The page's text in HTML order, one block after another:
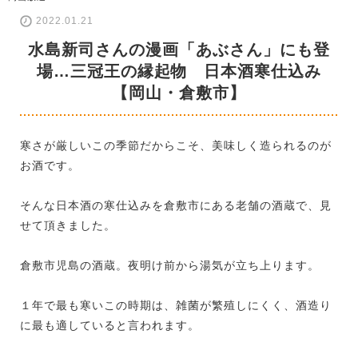
2022.01.21
水島新司さんの漫画「あぶさん」にも登
場…三冠王の縁起物 日本酒寒仕込み
【岡山・倉敷市】
寒さが厳しいこの季節だからこそ、美味しく造られるのが
お酒です。
そんな日本酒の寒仕込みを倉敷市にある老舗の酒蔵で、見
せて頂きました。
倉敷市児島の酒蔵。夜明け前から湯気が立ち上ります。
１年で最も寒いこの時期は、雑菌が繁殖しにくく、酒造り
に最も適していると言われます。